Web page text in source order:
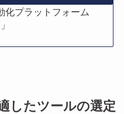
化プラットフォーム
したツールの選定